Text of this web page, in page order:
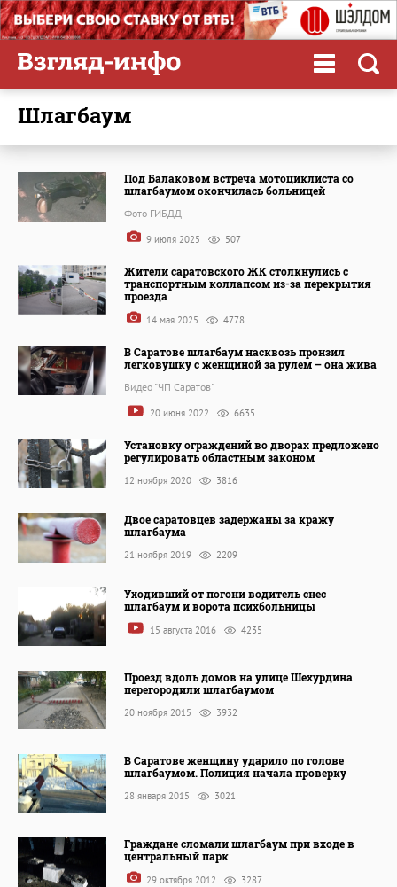
шлагбаум
Под Балаковом встреча мотоциклиста со
шлагбаумом окончилась больницей
Фото ГИБДД
9 июля 2025 507
Жители саратовского ЖК столкнулись с
транспортным коллапсом из-за перекрытия
проезда
14 мая 2025 4778
В Саратове шлагбаум насквозь пронзил
легковушку с женщиной за рулем – она жива
Видео "ЧП Саратов"
20 июня 2022 6635
Установку ограждений во дворах предложено
регулировать областным законом
12 ноября 2020 3816
Двое саратовцев задержаны за кражу
шлагбаума
21 ноября 2019 2209
Уходивший от погони водитель снес
шлагбаум и ворота психбольницы
15 августа 2016 4235
Проезд вдоль домов на улице Шехурдина
перегородили шлагбаумом
20 ноября 2015 3932
В Саратове женщину ударило по голове
шлагбаумом. Полиция начала проверку
28 января 2015 3021
Граждане сломали шлагбаум при входе в
центральный парк
29 октября 2012 3287